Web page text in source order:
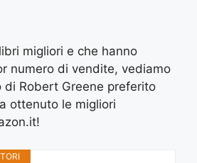
migliori e che hanno
numero di vendite, vediamo
di Robert Greene preferito
ottenuto le migliori